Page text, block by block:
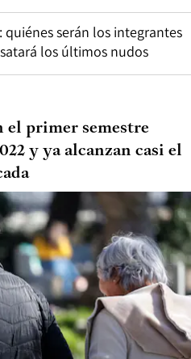
serán los integrantes
los últimos nudos
el primer semestre
y ya alcanzan casi el